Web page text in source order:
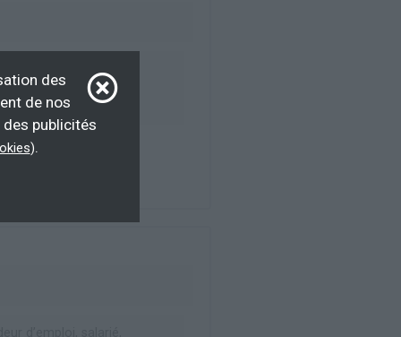
d’emploi,
Éligible CPF
des
de nos
publicités
).